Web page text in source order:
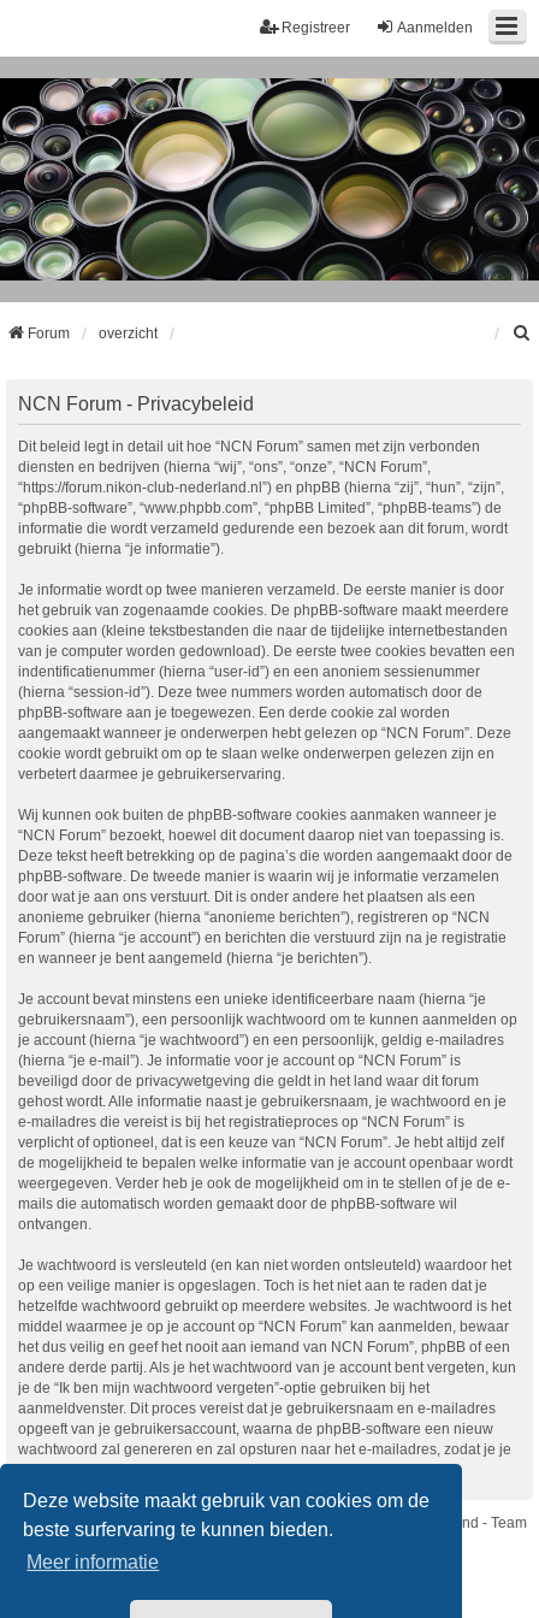
Deze website maakt gebruik van cookies om de
beste surfervaring te kunnen bieden.
Meer informatie
Aanmelden
Registreer
Forum overzicht
NCN Forum - Privacybeleid
Dit beleid legt in detail uit hoe “NCN Forum” samen met zijn verbonden
diensten en bedrijven (hierna “wij”, “ons”, “onze”, “NCN Forum”,
“https://forum.nikon-club-nederland.nl”) en phpBB (hierna “zij”, “hun”, “zijn”,
“phpBB-software”, “www.phpbb.com”, “phpBB Limited”, “phpBB-teams”) de
informatie die wordt verzameld gedurende een bezoek aan dit forum, wordt
gebruikt (hierna “je informatie”).
Je informatie wordt op twee manieren verzameld. De eerste manier is door
het gebruik van zogenaamde cookies. De phpBB-software maakt meerdere
cookies aan (kleine tekstbestanden die naar de tijdelijke internetbestanden
van je computer worden gedownload). De eerste twee cookies bevatten een
indentificatienummer (hierna “user-id”) en een anoniem sessienummer
(hierna “session-id”). Deze twee nummers worden automatisch door de
phpBB-software aan je toegewezen. Een derde cookie zal worden
aangemaakt wanneer je onderwerpen hebt gelezen op “NCN Forum”. Deze
cookie wordt gebruikt om op te slaan welke onderwerpen gelezen zijn en
verbetert daarmee je gebruikerservaring.
Wij kunnen ook buiten de phpBB-software cookies aanmaken wanneer je
“NCN Forum” bezoekt, hoewel dit document daarop niet van toepassing is.
Deze tekst heeft betrekking op de pagina’s die worden aangemaakt door de
phpBB-software. De tweede manier is waarin wij je informatie verzamelen
door wat je aan ons verstuurt. Dit is onder andere het plaatsen als een
anonieme gebruiker (hierna “anonieme berichten”), registreren op “NCN
Forum” (hierna “je account”) en berichten die verstuurd zijn na je registratie
en wanneer je bent aangemeld (hierna “je berichten”).
Je account bevat minstens een unieke identificeerbare naam (hierna “je
gebruikersnaam”), een persoonlijk wachtwoord om te kunnen aanmelden op
je account (hierna “je wachtwoord”) en een persoonlijk, geldig e-mailadres
(hierna “je e-mail”). Je informatie voor je account op “NCN Forum” is
beveiligd door de privacywetgeving die geldt in het land waar dit forum
gehost wordt. Alle informatie naast je gebruikersnaam, je wachtwoord en je
e-mailadres die vereist is bij het registratieproces op “NCN Forum” is
verplicht of optioneel, dat is een keuze van “NCN Forum”. Je hebt altijd zelf
de mogelijkheid te bepalen welke informatie van je account openbaar wordt
weergegeven. Verder heb je ook de mogelijkheid om in te stellen of je de e-
mails die automatisch worden gemaakt door de phpBB-software wil
ontvangen.
Je wachtwoord is versleuteld (en kan niet worden ontsleuteld) waardoor het
op een veilige manier is opgeslagen. Toch is het niet aan te raden dat je
hetzelfde wachtwoord gebruikt op meerdere websites. Je wachtwoord is het
middel waarmee je op je account op “NCN Forum” kan aanmelden, bewaar
het dus veilig en geef het nooit aan iemand van NCN Forum”, phpBB of een
andere derde partij. Als je het wachtwoord van je account bent vergeten, kun
je de “Ik ben mijn wachtwoord vergeten”-optie gebruiken bij het
aanmeldvenster. Dit proces vereist dat je gebruikersnaam en e-mailadres
opgeeft van je gebruikersaccount, waarna de phpBB-software een nieuw
wachtwoord zal genereren en zal opsturen naar het e-mailadres, zodat je je
opnieuw kunt aanmelden.
Nikon Club Nederland - Team
Forum
Copyright © Nikon Club Nederland 2023